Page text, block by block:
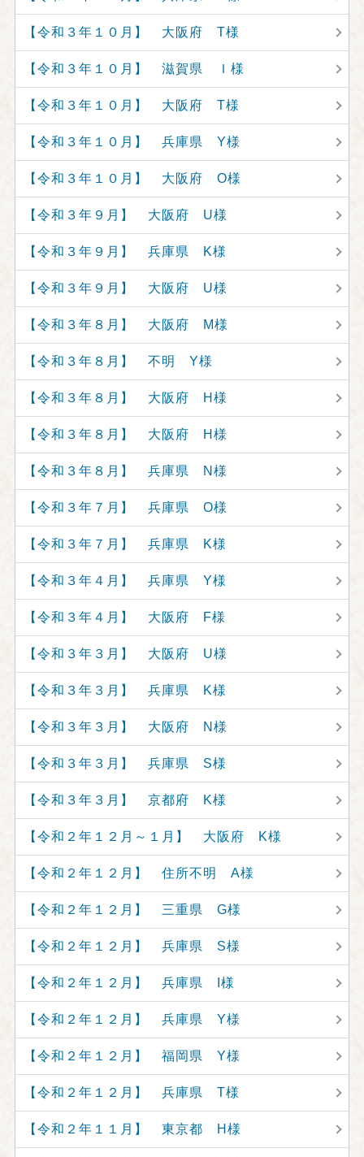
【令和３年１０月】 大阪府 T様
【令和３年１０月】 滋賀県 Ｉ様
【令和３年１０月】 大阪府 T様
【令和３年１０月】 兵庫県 Y様
【令和３年１０月】 大阪府 O様
【令和３年９月】 大阪府 U様
【令和３年９月】 兵庫県 K様
【令和３年９月】 大阪府 U様
【令和３年８月】 大阪府 M様
【令和３年８月】 不明 Y様
【令和３年８月】 大阪府 H様
【令和３年８月】 大阪府 H様
【令和３年８月】 兵庫県 N様
【令和３年７月】 兵庫県 O様
【令和３年７月】 兵庫県 K様
【令和３年４月】 兵庫県 Y様
【令和３年４月】 大阪府 F様
【令和３年３月】 大阪府 U様
【令和３年３月】 兵庫県 K様
【令和３年３月】 大阪府 N様
【令和３年３月】 兵庫県 S様
【令和３年３月】 京都府 K様
【令和２年１２月～１月】 大阪府 K様
【令和２年１２月】 住所不明 A様
【令和２年１２月】 三重県 G様
【令和２年１２月】 兵庫県 S様
【令和２年１２月】 兵庫県 I様
【令和２年１２月】 兵庫県 Y様
【令和２年１２月】 福岡県 Y様
【令和２年１２月】 兵庫県 T様
【令和２年１１月】 東京都 H様